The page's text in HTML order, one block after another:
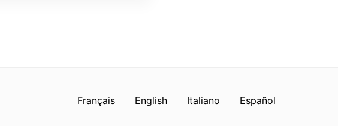
Français English Italiano Español